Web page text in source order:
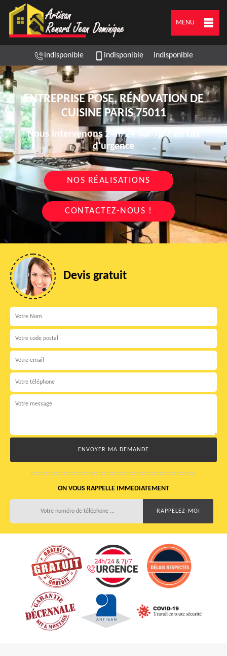
MENU
indisponible indisponible indisponible
ENTREPRISE POSE, RÉNOVATION DE
CUISINE PARIS 75011
Nous intervenons 24h/24 sur 7j/7 en cas
d'urgence
NOS RÉALISATIONS
CONTACTEZ-NOUS !
Devis gratuit
ON VOUS RAPPELLE IMMEDIATEMENT